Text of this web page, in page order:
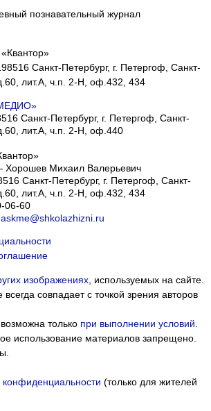
познавательный журнал
Санкт-Петербург, г. Петергоф, Санкт-
лит.А, ч.п. 2-Н, оф.432, 434
Санкт-Петербург, г. Петергоф, Санкт-
лит.А, ч.п. 2-Н, оф.440
Хорошев Михаил Валерьевич
Санкт-Петербург, г. Петергоф Санкт-
лит.А, ч.п. 2-Н, оф.432, 434
06-60
askme@shkolazhizni.ru
изображениях, используемых на сайте.
совпадает с точкой зрения авторов
только при выполнении условий
использование материалов запрещено.
конфиденциальности (только для жителей